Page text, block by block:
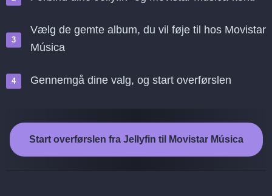
Vælg de gemte album, du vil føje til hos Movistar
Música
Gennemgå dine valg, og start overførslen
Start overførslen fra Jellyfin til Movistar Música